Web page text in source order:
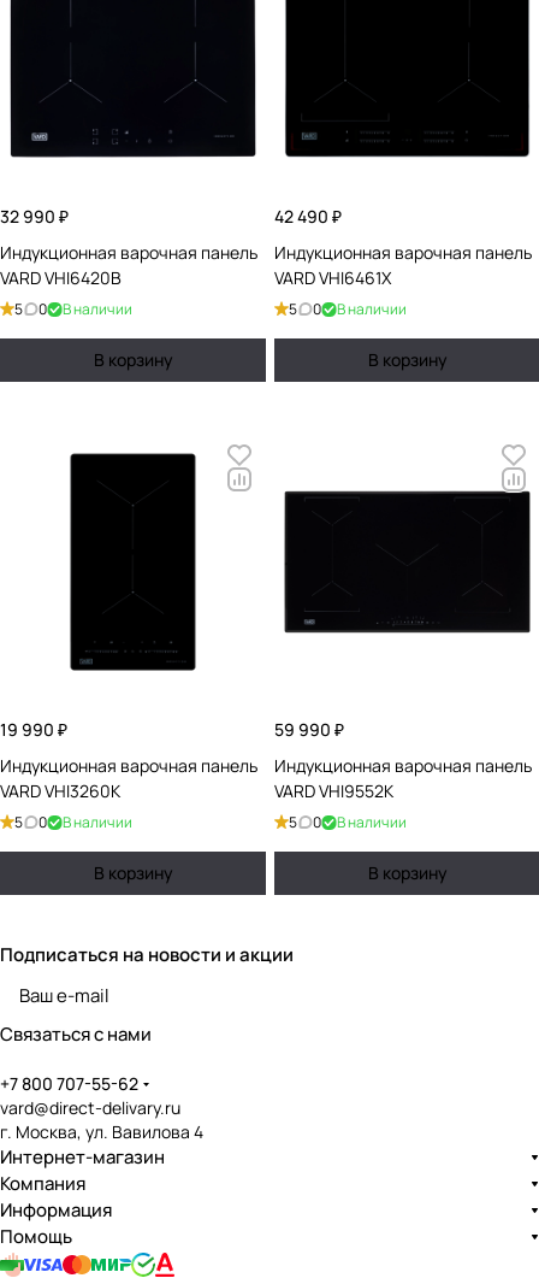
32 990 ₽
Индукционная варочная панель
VARD VHI6420B
5 0 В наличии
В корзину
42 490 ₽
Индукционная варочная панель
VARD VHI6461X
5 0 В наличии
В корзину
19 990 ₽
Индукционная варочная панель
VARD VHI3260K
5 0 В наличии
В корзину
59 990 ₽
Индукционная варочная панель
VARD VHI9552K
5 0 В наличии
В корзину
Подписаться на новости и акции
Связаться с нами
+7 800 707-55-62
vard@direct-delivary.ru
г. Москва, ул. Вавилова 4
Интернет-магазин
Компания
Информация
Помощь